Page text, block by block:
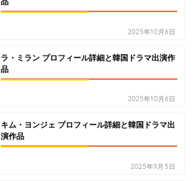
2025年10月6日
ラ・ミラン プロフィール詳細と韓国ドラマ出演作
品
2025年10月6日
キム・ヨンジェ プロフィール詳細と韓国ドラマ出
演作品
2025年9月5日